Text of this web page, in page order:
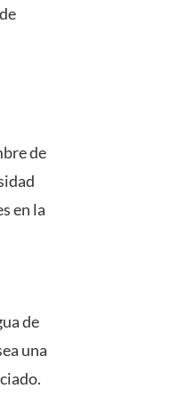
de
en la
de
una